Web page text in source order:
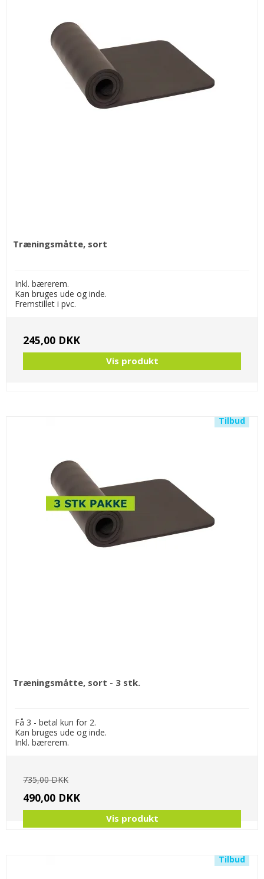
Træningsmåtte, sort
Inkl. bærerem.
Kan bruges ude og inde.
Fremstillet i pvc.
245,00 DKK
Vis produkt
Tilbud
Træningsmåtte, sort - 3 stk.
Få 3 - betal kun for 2.
Kan bruges ude og inde.
Inkl. bærerem.
735,00 DKK
490,00 DKK
Vis produkt
Tilbud